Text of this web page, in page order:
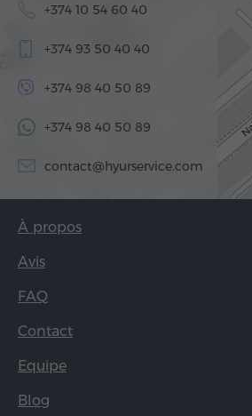
+374 10 54 60 40
+374 93 50 40 40
+374 98 40 50 89
+374 98 40 50 89
contact@hyurservice.com
À propos
Avis
FAQ
Contact
Equipe
Blog